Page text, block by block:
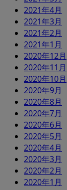
2021年4月
2021年3月
2021年2月
2021年1月
2020年12月
2020年11月
2020年10月
2020年9月
2020年8月
2020年7月
2020年6月
2020年5月
2020年4月
2020年3月
2020年2月
2020年1月